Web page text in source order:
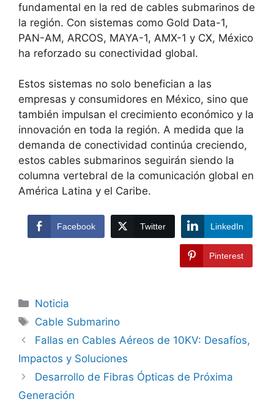
fundamental en la red de cables submarinos de
la región. Con sistemas como Gold Data-1,
PAN-AM, ARCOS, MAYA-1, AMX-1 y CX, México
ha reforzado su conectividad global.
Estos sistemas no solo benefician a las
empresas y consumidores en México, sino que
también impulsan el crecimiento económico y la
innovación en toda la región. A medida que la
demanda de conectividad continúa creciendo,
estos cables submarinos seguirán siendo la
columna vertebral de la comunicación global en
América Latina y el Caribe.
Facebook Twitter LinkedIn
Pinterest
Noticia
Cable Submarino
Fallas en Cables Aéreos de 10KV: Desafíos,
Impactos y Soluciones
Desarrollo de Fibras Ópticas de Próxima
Generación